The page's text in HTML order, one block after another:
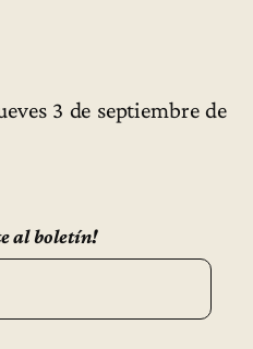
3 de septiembre de
al boletín!